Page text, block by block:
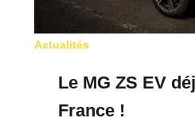
France
Actualités
Le MG ZS EV
France !